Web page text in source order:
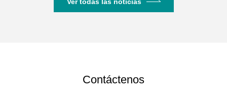
Contáctenos